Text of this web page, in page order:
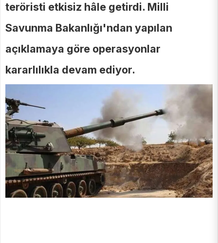
teröristi etkisiz hâle getirdi. Milli
Savunma Bakanlığı'ndan yapılan
açıklamaya göre operasyonlar
kararlılıkla devam ediyor.